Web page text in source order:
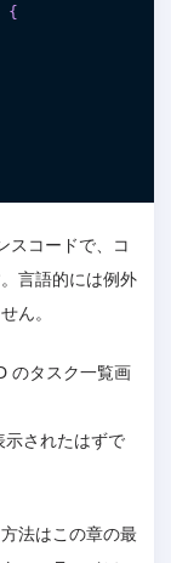
{
スコードで、コ
言語的には例外
ん。
のタスク一覧画
されたはずで
法はこの章の最